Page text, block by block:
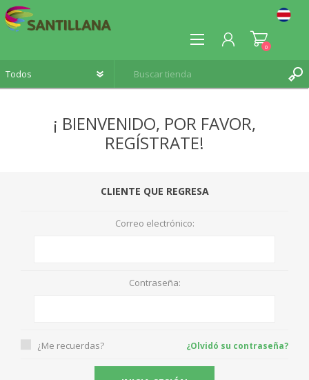
0
¡ BIENVENIDO, POR FAVOR,
REGÍSTRATE!
CLIENTE QUE REGRESA
Correo electrónico:
Contraseña:
¿Me recuerdas? ¿Olvidó su contraseña?